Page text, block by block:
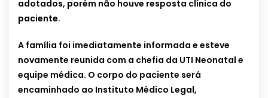
adotados, porém não houve resposta clínica do
paciente.
A família foi imediatamente informada e esteve
novamente reunida com a chefia da UTI Neonatal e
equipe médica. O corpo do paciente será
encaminhado ao Instituto Médico Legal,